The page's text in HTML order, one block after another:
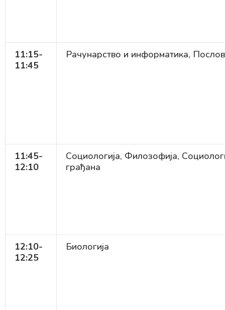
11:15-
11:45
Рачунарство и информатика,
11:45-
12:10
Социологија, Филозофија,
грађана
12:10-
12:25
Биологија